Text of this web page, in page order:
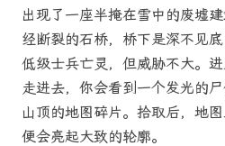
出现了一座半掩在雪中的废墟
经断裂的石桥，桥下是深不见
低级士兵亡灵，但威胁不大。
走进去，你会看到一个发光的
山顶的地图碎片。拾取后，地
便会亮起大致的轮廓。